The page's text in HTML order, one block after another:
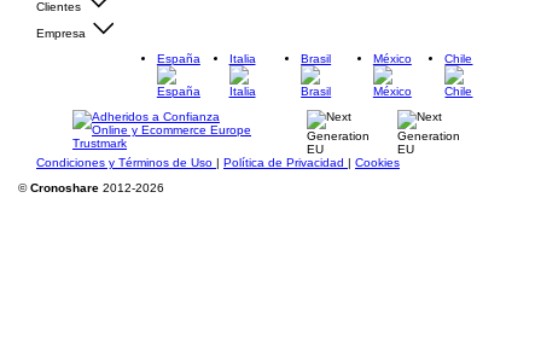
Clientes
Empresa
España
Italia Brasil México Chile
Condiciones y Términos de Uso | Política de Privacidad | Cookies
©Cronoshare 2012-2026